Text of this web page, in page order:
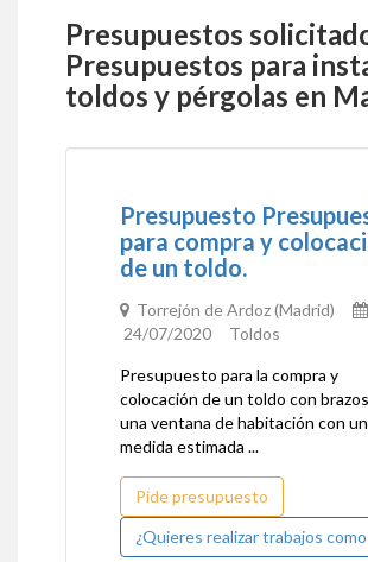
Presupuestos
Presupuestos para
toldos y pérgolas en
Presupuesto
para compra y
de un toldo.
Torrejón de Ardoz (Madrid)
24/07/2020 Toldos
Presupuesto para la compra y
colocación de un toldo con
una ventana de habitación con
medida estimada ...
Pide presupuesto
¿Quieres realizar trabajos